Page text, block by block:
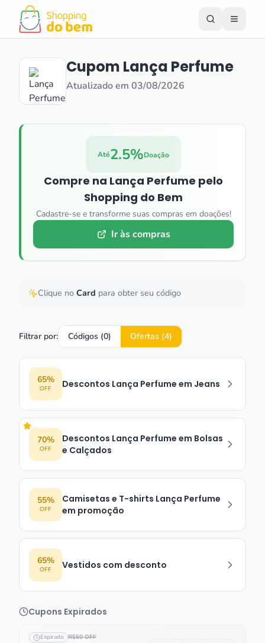
Cupom Lança Perfume
Atualizado em 03/08/2026
Até2.5%Doação
Compre na Lança Perfume pelo
Shopping do Bem
Cadastre-se e transforme suas compras em doações!
Ir às compras
Clique no Card para obter seu código
Filtrar por: Códigos (0) Ofertas (4)
65%
OFF Descontos Lança Perfume em Jeans
70%
OFF
Descontos Lança Perfume em Bolsas
e Calçados
55%
OFF
Camisetas e T-shirts Lança Perfume
em promoção
65%
OFF Vestidos com desconto
Cupons Expirados
Expirado R$50 OFF